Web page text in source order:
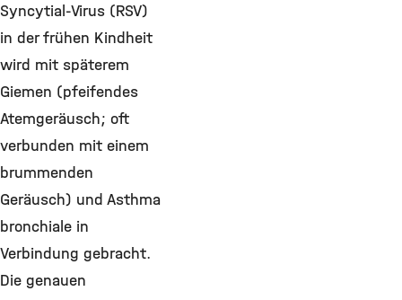
Syncytial-Virus (RSV)
in der frühen Kindheit
wird mit späterem
Giemen (pfeifendes
Atemgeräusch; oft
verbunden mit einem
brummenden
Geräusch) und Asthma
bronchiale in
Verbindung gebracht.
Die genauen